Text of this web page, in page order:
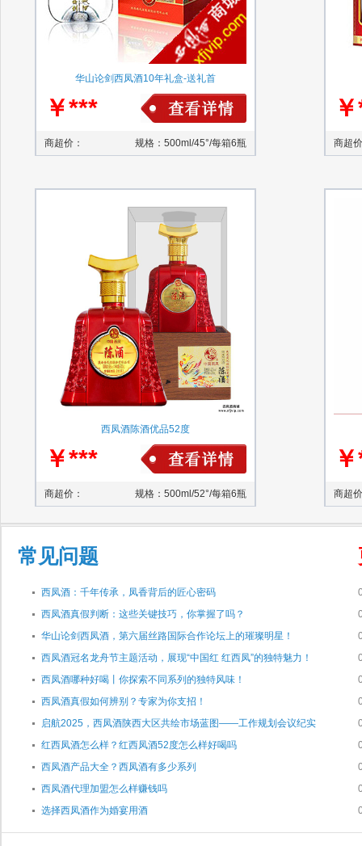
华山论剑西凤酒10年礼盒-送礼首
￥***
商超价： 规格：500ml/45°/每箱6瓶 商超
西凤酒陈酒优品52度
￥***
商超价： 规格：500ml/52°/每箱6瓶 商超
常见问题
西凤酒：千年传承，凤香背后的匠心密码
西凤酒真假判断：这些关键技巧，你掌握了吗？
华山论剑西凤酒，第六届丝路国际合作论坛上的璀璨明星！
西凤酒冠名龙舟节主题活动，展现“中国红 红西凤”的独特魅力！
西凤酒哪种好喝丨你探索不同系列的独特风味！
西凤酒真假如何辨别？专家为你支招！
启航2025，西凤酒陕西大区共绘市场蓝图——工作规划会议纪实
红西凤酒怎么样？红西凤酒52度怎么样好喝吗
西凤酒产品大全？西凤酒有多少系列
西凤酒代理加盟怎么样赚钱吗
选择西凤酒作为婚宴用酒